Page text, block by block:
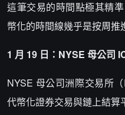
這筆交易的時間點極其精
幣化的時間線幾乎是按周推
1 月 19 日：NYSE 母公司
NYSE 母公司洲際交易所
代幣化證券交易與鏈上結算